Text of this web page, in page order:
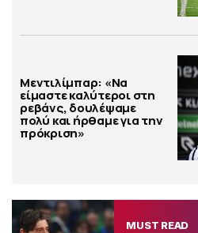
Μεντιλίμπαρ: «Να
είμαστε καλύτεροι στη
ρεβάνς, δουλέψαμε
πολύ και ήρθαμε για την
πρόκριση»
MUST READ